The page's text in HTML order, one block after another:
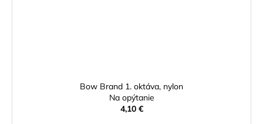
Bow Brand 1. oktáva, nylon
Na opýtanie
4,10 €